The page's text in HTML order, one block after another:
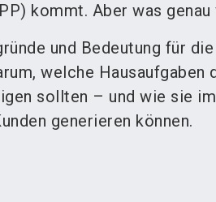
kommt. Aber was
und Bedeutung für
welche Hausaufgaben
sollten – und wie sie
generieren können.